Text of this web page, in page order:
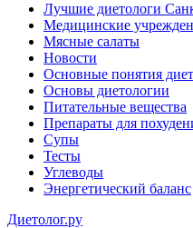
Лучшие диетологи
Медицинские
Мясные салаты
Новости
Основные понятия
Основы диетологии
Питательные вещества
Препараты для
Супы
Тесты
Углеводы
Энергетический баланс
Диетолог.ру